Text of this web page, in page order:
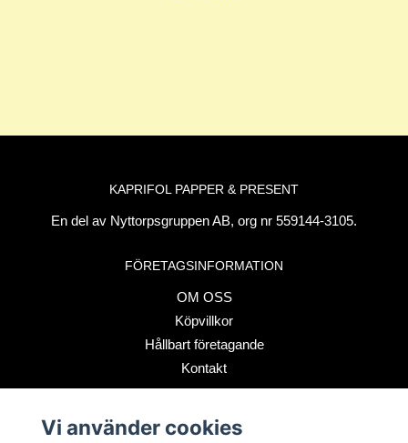
KAPRIFOL PAPPER & PRESENT
En del av Nyttorpsgruppen AB, org nr 559144-3105.
FÖRETAGSINFORMATION
OM OSS
Köpvillkor
Hållbart företagande
Kontakt
BETALSÄTT
Vi använder cookies